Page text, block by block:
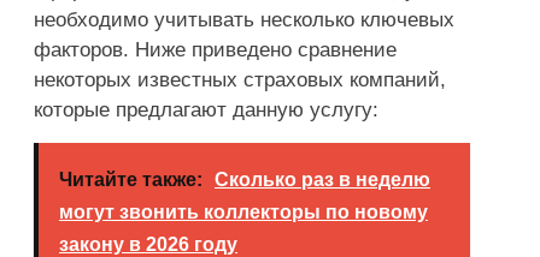
необходимо учитывать несколько ключевых
факторов. Ниже приведено сравнение
некоторых известных страховых компаний,
которые предлагают данную услугу:
Читайте также:
Сколько раз в неделю
могут звонить коллекторы по новому
закону в 2026 году